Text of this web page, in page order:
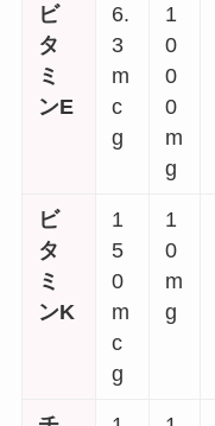
ビ
タ
ミ
ンE
6.
3
m
c
g
1
0
0
0
m
g
ビ
タ
ミ
ンK
1
5
0
m
c
g
1
0
m
g